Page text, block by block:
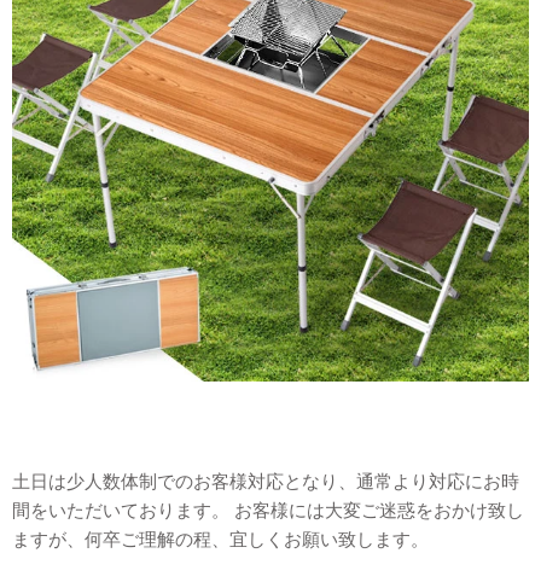
土日は少人数体制でのお客様対応となり、通常より対応にお時
間をいただいております。 お客様には大変ご迷惑をおかけ致し
ますが、何卒ご理解の程、宜しくお願い致します。